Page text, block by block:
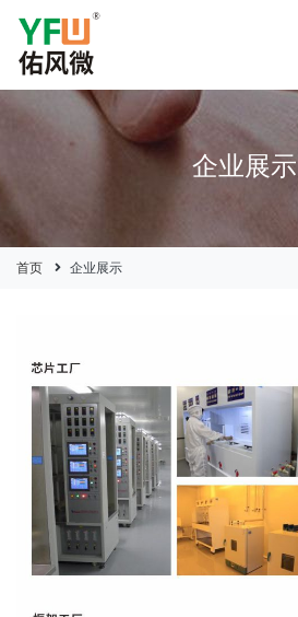
企业展示
首页 企业展示